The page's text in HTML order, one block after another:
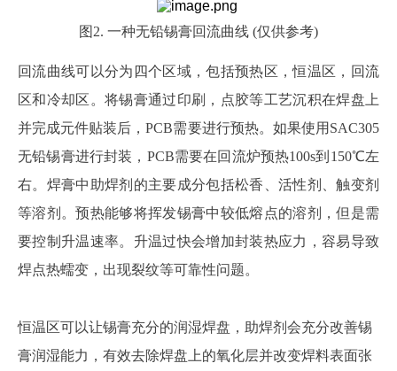
图 2. 一种无铅锡膏回流曲线 (仅供参考)
回流曲线可以分为四个区域，包括预热区，恒温区，回流
区和冷却区。 将锡膏通过印刷，点胶等工艺沉积在焊盘上
并完成元件贴装后，PCB需要进行预热。如果使用SAC305
无铅锡膏进行封装，PCB需要在回流炉预热100s到150℃左
右。 焊膏中助焊剂的主要成分包括松香、活性剂、触变剂
等溶剂 。预热能够将挥发锡膏中较低熔点的溶剂 ，但是需
要控制升温速率。 升温过快会增加封装热应力，容易导致
焊点热蠕变，出现裂纹等可靠性问题。
恒温区可以让锡膏充分的润湿焊盘，助焊剂会充分改善锡
膏润湿能力，有效去除焊盘上的氧化层并改变焊料表面张